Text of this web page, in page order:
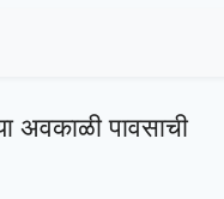
अवकाळी पावसाची